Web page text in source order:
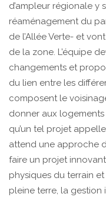
d’ampleur régionale y
réaménagement du
de l’Allée Verte- et
de la zone. L’équipe
changements et
du lien entre les
composent le
donner aux
qu’un tel projet
attend une approche
faire un projet
physiques du terrain et
pleine terre, la gestion